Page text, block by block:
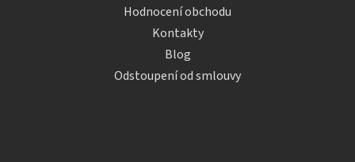
Hodnocení obchodu
Kontakty
Blog
Odstoupení od smlouvy